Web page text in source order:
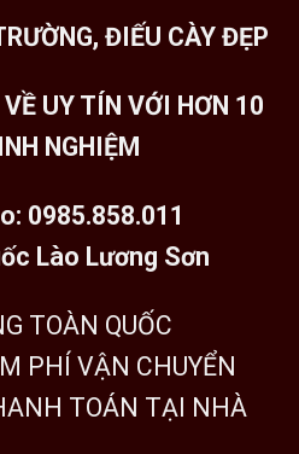
ĐIẾU CÀY ĐẸP
UY TÍN VỚI HƠN 10
NGHIỆM
0985.858.011
Lào Lương Sơn
TOÀN QUỐC
PHÍ VẬN CHUYỂN
TOÁN TẠI NHÀ